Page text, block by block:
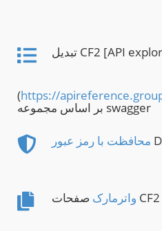
تبدیل CF2 [API explorer]
(https://
بر اساس مجموعه swagger
محافظت با رمز عبور
واترمارک صفحات CF2